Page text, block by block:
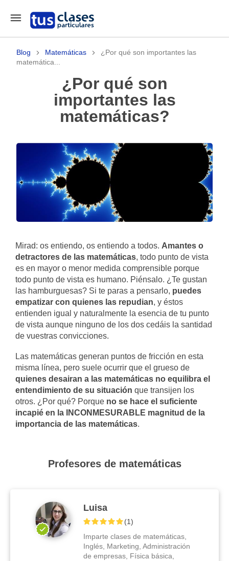
Blog Matemáticas
¿Por qué son importantes las
matemática...
¿Por qué son
importantes las
matemáticas?
Mirad: os entiendo, os entiendo a todos. Amantes o
detractores de las matemáticas, todo punto de vista
es en mayor o menor medida comprensible porque
todo punto de vista es humano. Piénsalo. ¿Te gustan
las hamburguesas? Si te paras a pensarlo, puedes
empatizar con quienes las repudian, y éstos
entienden igual y naturalmente la esencia de tu punto
de vista aunque ninguno de los dos cedáis la santidad
de vuestras convicciones.
Las matemáticas generan puntos de fricción en esta
misma línea, pero suele ocurrir que el grueso de
quienes desairan a las matemáticas no equilibra el
entendimiento de su situación que transijen los
otros. ¿Por qué? Porque no se hace el suficiente
incapié en la INCONMESURABLE magnitud de la
importancia de las matemáticas.
Profesores de matemáticas
Luisa
(1)
Imparte clases de matemáticas,
Inglés, Marketing, Administración
de empresas, Física básica,